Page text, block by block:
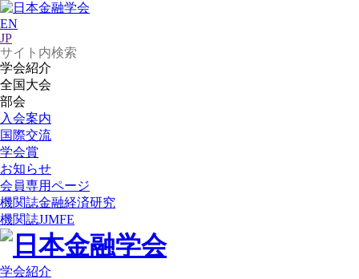
EN
JP
学会紹介
全国大会
部会
入会案内
国際交流
学会賞
お知らせ
会員専用ページ
機関誌金融経済研究
機関誌JJMFE
学会紹介